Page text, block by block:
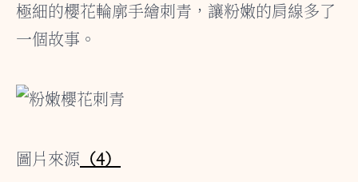
極細的櫻花輪廓手繪刺青，讓粉嫩的肩線多了
一個故事。
圖片來源 （4）